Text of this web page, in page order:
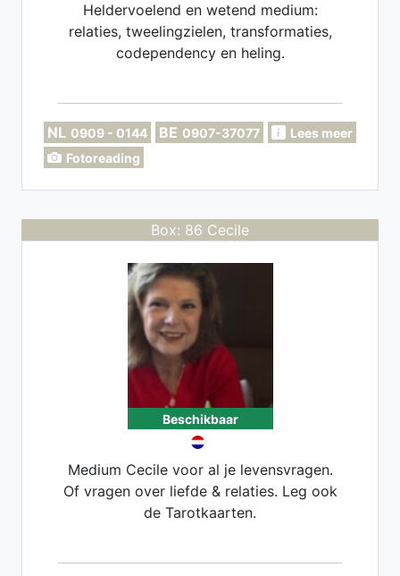
Heldervoelend en wetend medium:
relaties, tweelingzielen, transformaties,
codependency en heling.
NL 0909 - 0144 BE 0907-37077
Lees meer
Fotoreading
Box: 86 Cecile
Beschikbaar
Medium Cecile voor al je levensvragen.
Of vragen over liefde & relaties. Leg ook
de Tarotkaarten.